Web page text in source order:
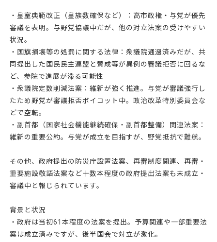
・皇室典範改正（皇族数確保など）：高市政権・与党が優先
審議を表明。与野党協議中だが、他の対立法案の受けやすい
状況。
・国旗損壊等の処罰に関する法律：衆議院通過済みだが、共
同提出した国民民主連盟と賛成等が異例の審議拒否に回るな
ど、参院で進展が滞る可能性
・衆議院定数削減法案：維新が強く推進。与党が審議強行し
たため野党が審議拒否ボイコット中。政治改革特別委員会な
どで空転。
・副首都（国家社会機能継続確保・副首都整備）関連法案：
維新の重要公約。与党が成立を目指すが、野党抵抗で難航。
その他、政府提出の防災庁設置法案、再審制度関連、再審・
重要施設敬語法案など十数本程度の政府提出法案も未成立・
審議中と報じられています。
背景と状況
・政府は当初61本程度の法案を提出。予算関連や一部重要法
案は成立済みですが、後半国会で対立が激化。